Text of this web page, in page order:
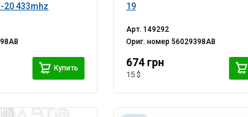
20 433mhz
Купить
19
Арт. 149292
Ориг. номер 56029398AB
674 грн
15 $